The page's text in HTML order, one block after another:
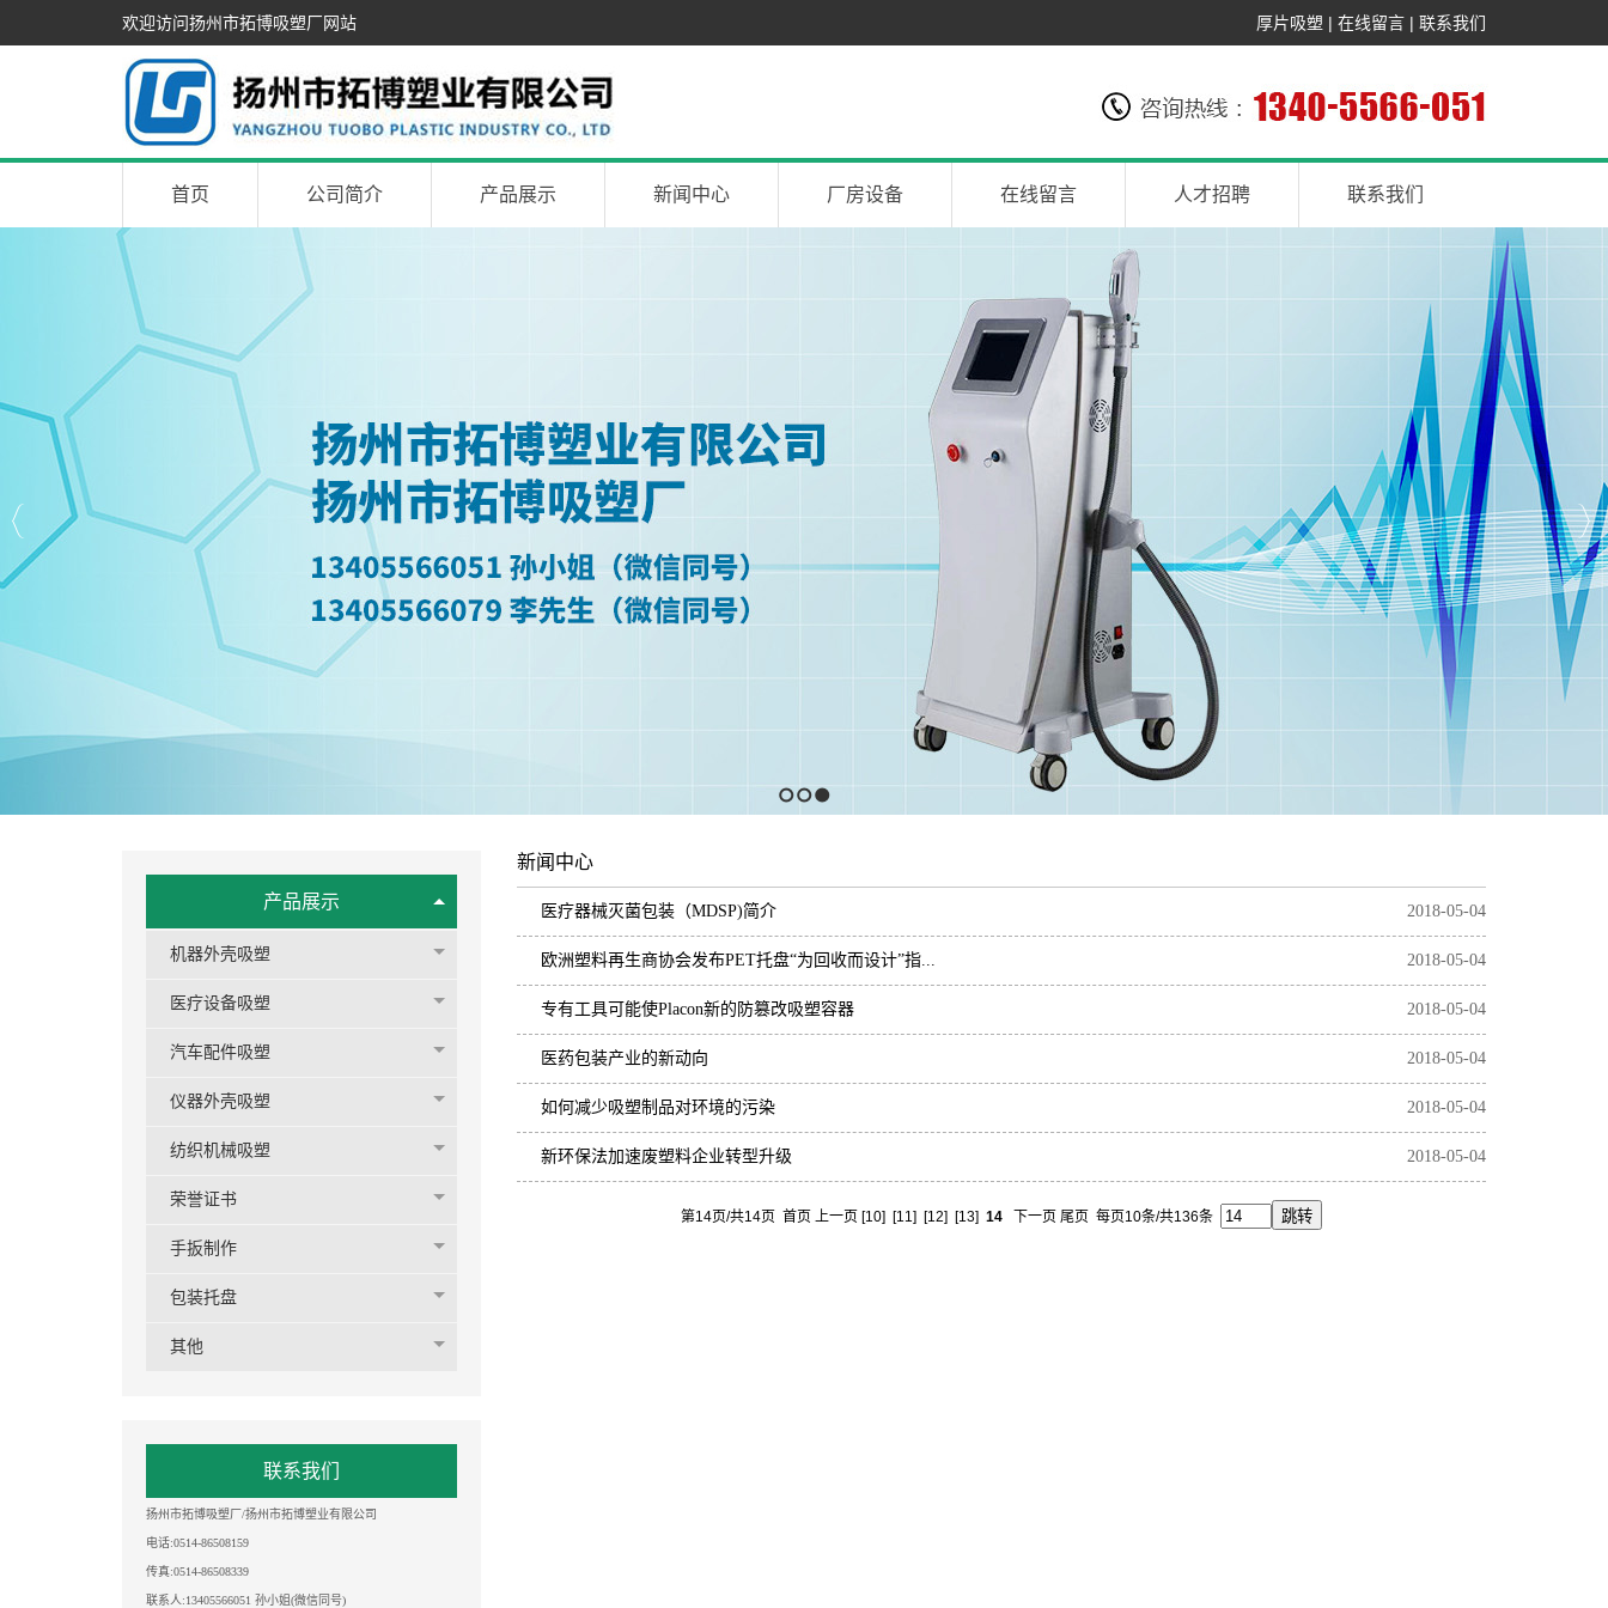
欢迎访问扬州市拓博吸塑厂网站 厚片吸塑 | 在线留言 | 联系我们
首页 公司简介 产品展示 新闻中心 厂房设备 在线留言 人才招聘 联系我们
1 2 3
产品展示
机器外壳吸塑
医疗设备吸塑
汽车配件吸塑
仪器外壳吸塑
纺织机械吸塑
荣誉证书
手扳制作
包装托盘
其他
联系我们
扬州市拓博吸塑厂/扬州市拓博塑业有限公司
电话:0514-86508159
传真:0514-86508339
联系人:13405566051 孙小姐(微信同号)
新闻中心
医疗器械灭菌包装（MDSP)简介 2018-05-04
欧洲塑料再生商协会发布PET托盘“为回收而设计”指... 2018-05-04
专有工具可能使Placon新的防篡改吸塑容器 2018-05-04
医药包装产业的新动向 2018-05-04
如何减少吸塑制品对环境的污染 2018-05-04
新环保法加速废塑料企业转型升级 2018-05-04
第14页/共14页 首页 上一页 [10] [11] [12] [13] 14 下一页 尾页 每页10条/共136条